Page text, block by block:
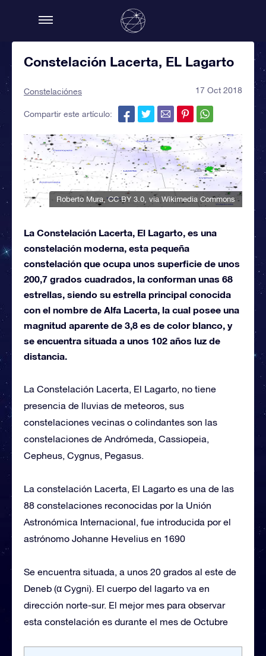
Constelación Lacerta, EL Lagarto
Constelaciónes 17 Oct 2018
Compartir este artículo:
Roberto Mura,CC BY 3.0 , via Wikimedia Commons
La Constelación Lacerta, El Lagarto, es una
constelación moderna, esta pequeña
constelación que ocupa unos superficie de unos
200,7 grados cuadrados, la conforman unas 68
estrellas, siendo su estrella principal conocida
con el nombre de Alfa Lacerta, la cual posee una
magnitud aparente de 3,8 es de color blanco, y
se encuentra situada a unos 102 años luz de
distancia.
La Constelación Lacerta, El Lagarto, no tiene
presencia de lluvias de meteoros, sus
constelaciones vecinas o colindantes son las
constelaciones de Andrómeda, Cassiopeia,
Cepheus, Cygnus, Pegasus.
La constelación Lacerta, El Lagarto es una de las
88 constelaciones reconocidas por la Unión
Astronómica Internacional, fue introducida por el
astrónomo Johanne Hevelius en 1690
Se encuentra situada, a unos 20 grados al este de
Deneb (α Cygni). El cuerpo del lagarto va en
dirección norte-sur. El mejor mes para observar
esta constelación es durante el mes de Octubre